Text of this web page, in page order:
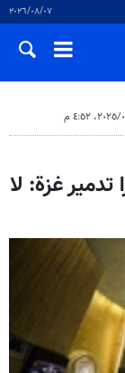
٠٧‏/٠٨‏/٢٠٢٦
تدمير غزة: لا